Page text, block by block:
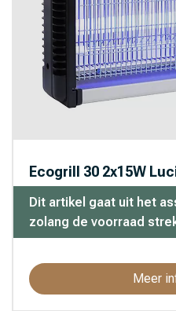
Ecogrill 30 2x15W
Dit artikel gaat uit het
zolang de voorraad
Meer